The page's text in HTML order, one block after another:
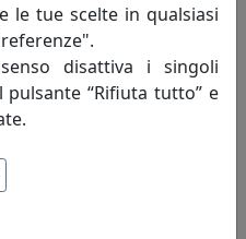
categoria
di specifico?
le tue scelte in qualsiasi
disattiva i singoli
“Rifiuta tutto” e